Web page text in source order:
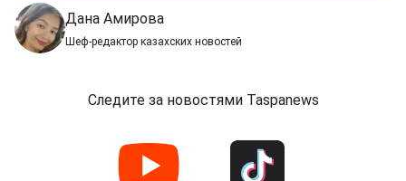
Дана Амирова
Шеф-редактор казахских новостей
Следите за новостями Taspanews